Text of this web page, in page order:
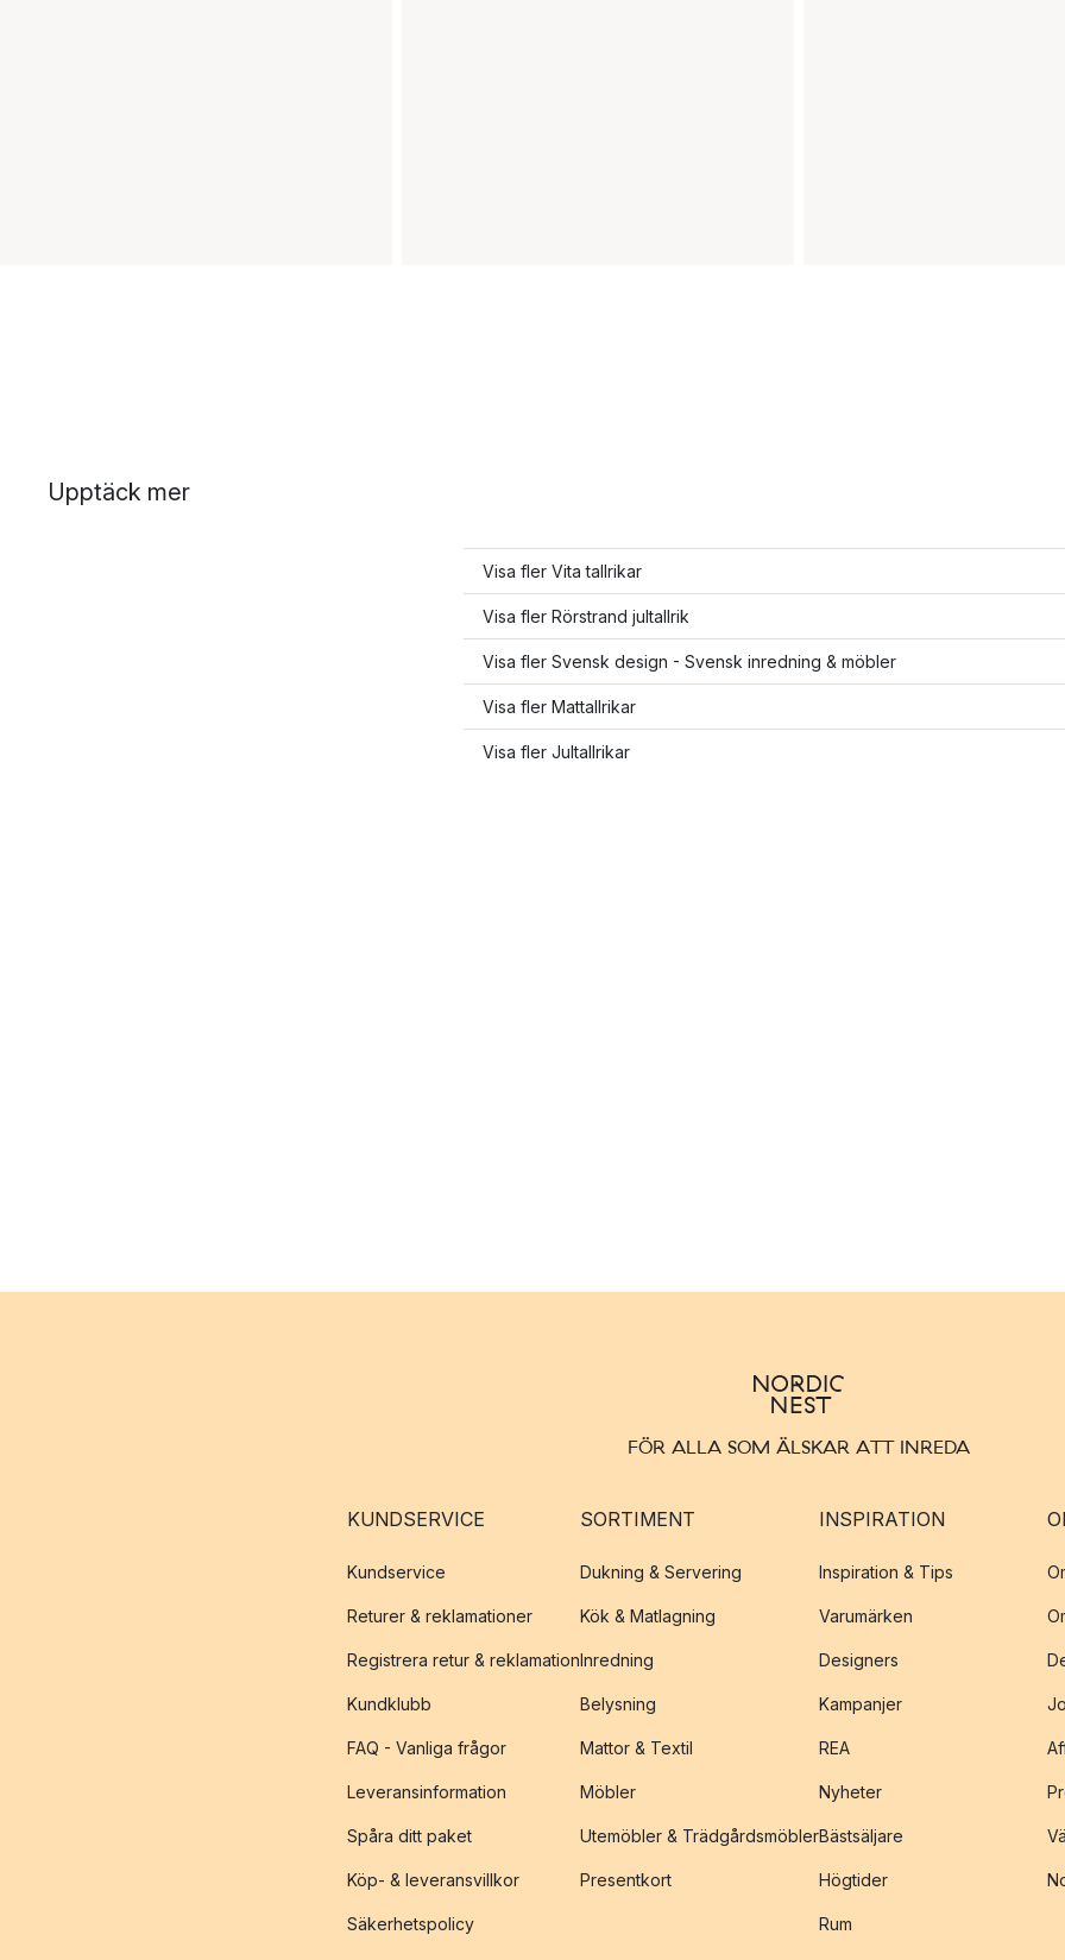
Upptäck mer
Visa fler Vita tallrikar
Visa fler Rörstrand jultallrik
Visa fler Svensk design - Svensk inredning & möbler
Visa fler Mattallrikar
Visa fler Jultallrikar
FÖR ALLA SOM ÄLSKAR ATT INREDA
KUNDSERVICE
Kundservice
Returer & reklamationer
Registrera retur & reklamation
Kundklubb
FAQ - Vanliga frågor
Leveransinformation
Spåra ditt paket
Köp- & leveransvillkor
Säkerhetspolicy
SORTIMENT
Dukning & Servering
Kök & Matlagning
Inredning
Belysning
Mattor & Textil
Möbler
Utemöbler & Trädgårdsmöbler
Presentkort
INSPIRATION
Inspiration & Tips
Varumärken
Designers
Kampanjer
REA
Nyheter
Bästsäljare
Högtider
Rum